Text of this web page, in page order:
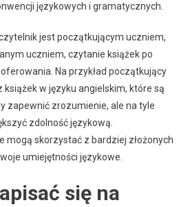
językowych i gramatycznych.
jest początkującym uczniem,
uczniem, czytanie książek po
Na przykład początkujący
w języku angielskim, które są
zapewnić zrozumienie, ale na tyle
zdolność językową.
mogą skorzystać z bardziej złożonych
umiejętności językowe.
się na